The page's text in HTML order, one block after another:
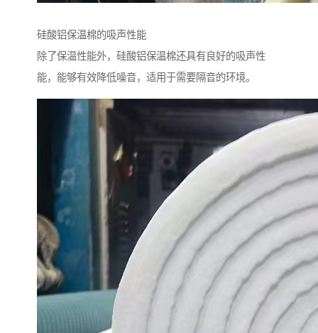
硅酸铝保温棉的吸声性能
除了保温性能外，硅酸铝保温棉还具有良好的吸声性
能，能够有效降低噪音，适用于需要隔音的环境。